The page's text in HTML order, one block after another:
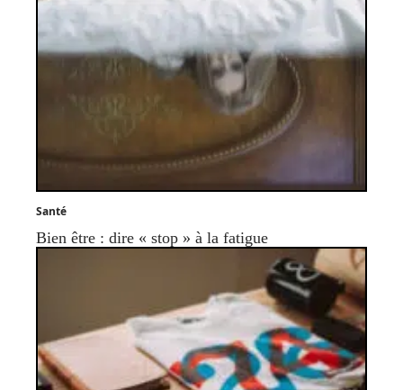
Santé
Bien être : dire « stop » à la fatigue